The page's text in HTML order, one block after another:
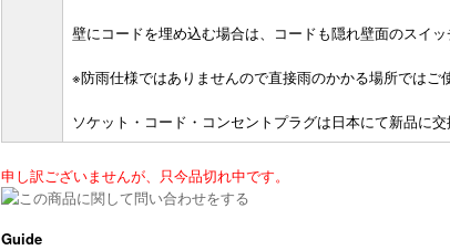
壁にコードを埋め込む場合は、コードも隠れ壁面のスイッ
※防雨仕様ではありませんので直接雨のかかる場所ではご
ソケット・コード・コンセントプラグは日本にて新品に交
申し訳ございませんが、只今品切れ中です。
Guide